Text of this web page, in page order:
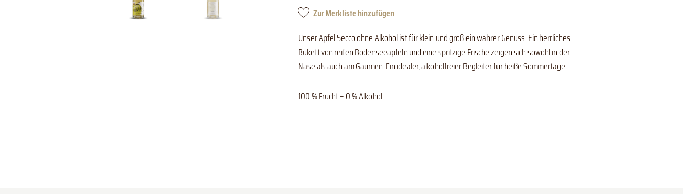
Zur Merkliste hinzufügen
Unser Apfel Secco ohne Alkohol ist für klein und groß ein wahrer Genuss. Ein herrliches
Bukett von reifen Bodenseeäpfeln und eine spritzige Frische zeigen sich sowohl in der
Nase als auch am Gaumen. Ein idealer, alkoholfreier Begleiter für heiße Sommertage.
100 % Frucht – 0 % Alkohol